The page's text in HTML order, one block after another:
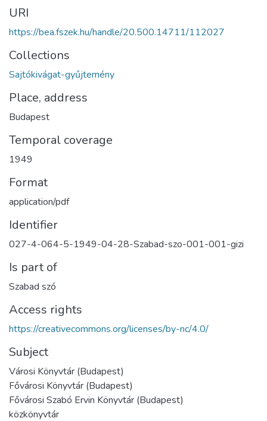
URI
https://bea.fszek.hu/handle/20.500.14711/112027
Collections
Sajtókivágat-gyűjtemény
Place, address
Budapest
Temporal coverage
1949
Format
application/pdf
Identifier
027-4-064-5-1949-04-28-Szabad-szo-001-001-gizi
Is part of
Szabad szó
Access rights
https://creativecommons.org/licenses/by-nc/4.0/
Subject
Városi Könyvtár (Budapest)
Fővárosi Könyvtár (Budapest)
Fővárosi Szabó Ervin Könyvtár (Budapest)
közkönyvtár